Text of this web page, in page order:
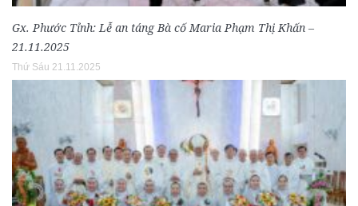
Gx. Phước Tỉnh: Lễ an táng Bà cố Maria Phạm Thị Khấn –
21.11.2025
Thứ Sáu 21.11.2025